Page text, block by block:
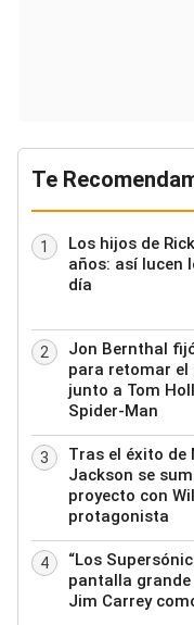
Te
1
Los hijos de
años: así lucen
día
2
Jon Bernthal
para retomar el
junto a Tom
Spider-Man
3
Tras el éxito
Jackson se
proyecto con
protagonista
4
“Los
pantalla
Jim Carrey